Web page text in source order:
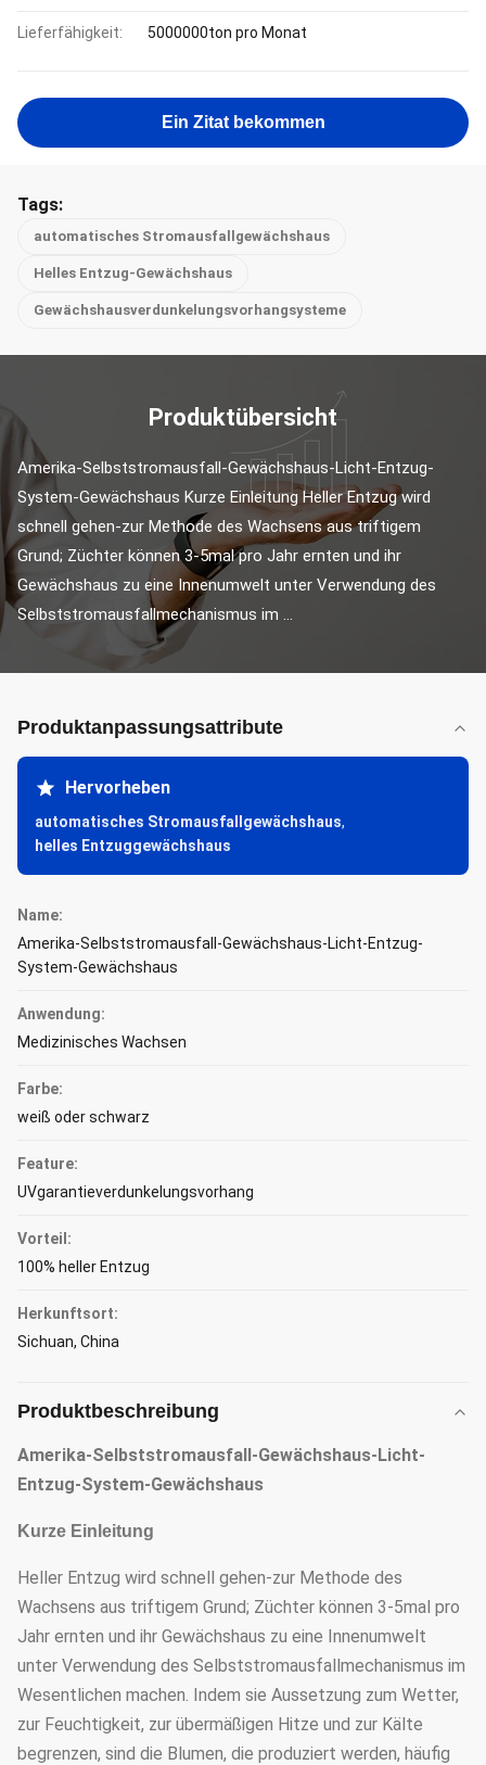
Lieferfähigkeit: 5000000ton pro Monat
Ein Zitat bekommen
Tags:
automatisches Stromausfallgewächshaus
Helles Entzug-Gewächshaus
Gewächshausverdunkelungsvorhangsysteme
Produktübersicht
Amerika-Selbststromausfall-Gewächshaus-Licht-Entzug-
System-Gewächshaus Kurze Einleitung Heller Entzug wird
schnell gehen-zur Methode des Wachsens aus triftigem
Grund; Züchter können 3-5mal pro Jahr ernten und ihr
Gewächshaus zu eine Innenumwelt unter Verwendung des
Selbststromausfallmechanismus im ...
Produktanpassungsattribute
Hervorheben
automatisches Stromausfallgewächshaus,
helles Entzuggewächshaus
Name:
Amerika-Selbststromausfall-Gewächshaus-Licht-Entzug-
System-Gewächshaus
Anwendung:
Medizinisches Wachsen
Farbe:
weiß oder schwarz
Feature:
UVgarantieverdunkelungsvorhang
Vorteil:
100% heller Entzug
Herkunftsort:
Sichuan, China
Produktbeschreibung
Amerika-Selbststromausfall-Gewächshaus-Licht-
Entzug-System-Gewächshaus
Kurze Einleitung
Heller Entzug wird schnell gehen-zur Methode des
Wachsens aus triftigem Grund; Züchter können 3-5mal pro
Jahr ernten und ihr Gewächshaus zu eine Innenumwelt
unter Verwendung des Selbststromausfallmechanismus im
Wesentlichen machen. Indem sie Aussetzung zum Wetter,
zur Feuchtigkeit, zur übermäßigen Hitze und zur Kälte
begrenzen, sind die Blumen, die produziert werden, häufig